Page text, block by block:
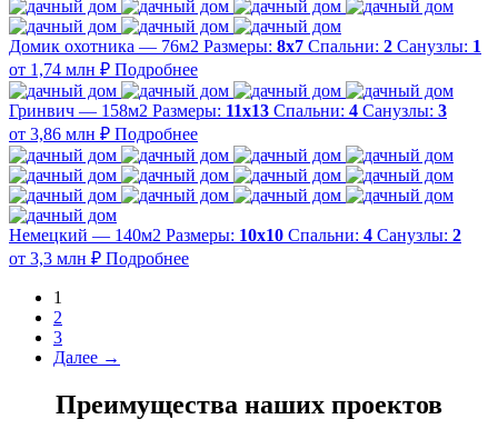
Домик охотника — 76м2 Размеры: 8х7 Спальни: 2 Санузлы: 1
от 1,74 млн ₽ Подробнее
Гринвич — 158м2 Размеры: 11x13 Спальни: 4 Санузлы: 3
от 3,86 млн ₽ Подробнее
Немецкий — 140м2 Размеры: 10х10 Спальни: 4 Санузлы: 2
от 3,3 млн ₽ Подробнее
1
2
3
Далее →
Преимущества наших проектов